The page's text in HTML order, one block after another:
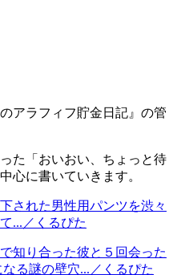
アラフィフ貯金日記』の管
た「おいおい、ちょっと待
心に書いていきます。
された男性用パンツを渋々
...／くるぴた
知り合った彼と５回会った
る謎の壁穴...／くるぴた